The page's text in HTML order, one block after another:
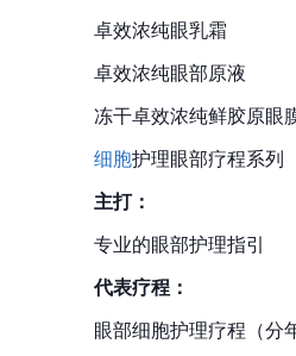
卓效浓纯眼乳霜
卓效浓纯眼部原液
冻干卓效浓纯鲜胶原眼
细胞护理眼部疗程系列
主打：
专业的眼部护理指引
代表疗程：
眼部细胞护理疗程（分